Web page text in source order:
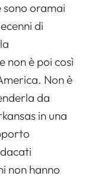
sono oramai
di
non è poi così
Non è
da
in una
non hanno